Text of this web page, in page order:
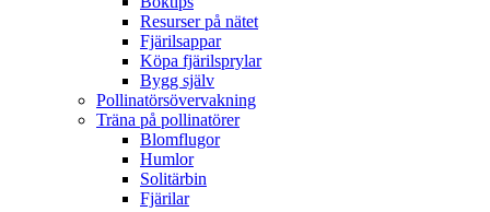
Resurser på nätet
Fjärilsappar
Köpa fjärilsprylar
Bygg själv
Pollinatörsövervakning
Träna på pollinatörer
Blomflugor
Humlor
Solitärbin
Fjärilar